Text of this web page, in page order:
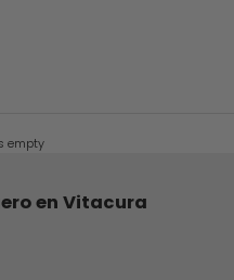
empty
en Vitacura